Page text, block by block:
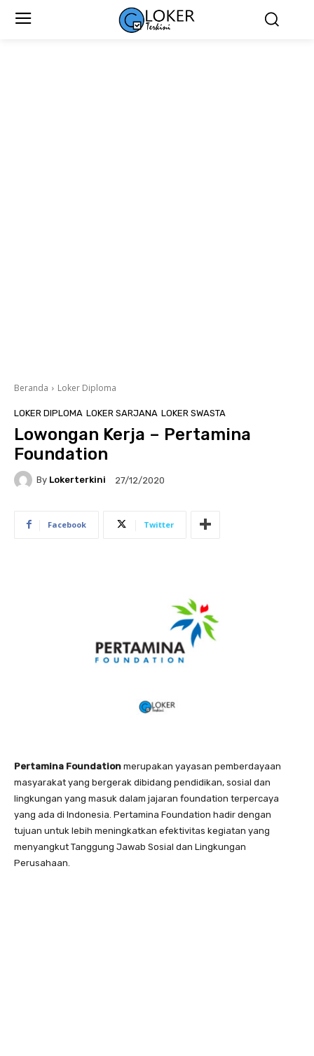
Beranda Loker Diploma
LOKER DIPLOMA LOKER SARJANA LOKER SWASTA
Lowongan Kerja – Pertamina
Foundation
By Lokerterkini 27/12/2020
Facebook Twitter
Pertamina Foundation merupakan yayasan pemberdayaan
masyarakat yang bergerak dibidang pendidikan, sosial dan
lingkungan yang masuk dalam jajaran foundation terpercaya
yang ada di Indonesia. Pertamina Foundation hadir dengan
tujuan untuk lebih meningkatkan efektivitas kegiatan yang
menyangkut Tanggung Jawab Sosial dan Lingkungan
Perusahaan.